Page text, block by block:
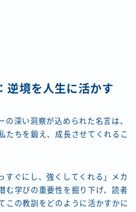
逆境を人生に活かす
の深い洞察が込められた名言は、
たちを鍛え、成長させてくれるこ
すぐにし、強くしてくれる」メカ
む学びの重要性を掘り下げ、読者
この教訓をどのように活かすかに